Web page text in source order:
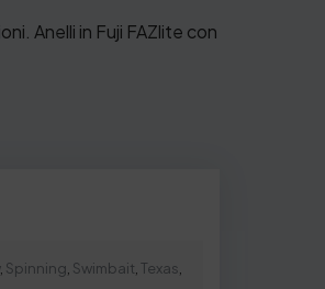
Anelli in Fuji FAZlite con
, Spinning Swimbait ,Texas